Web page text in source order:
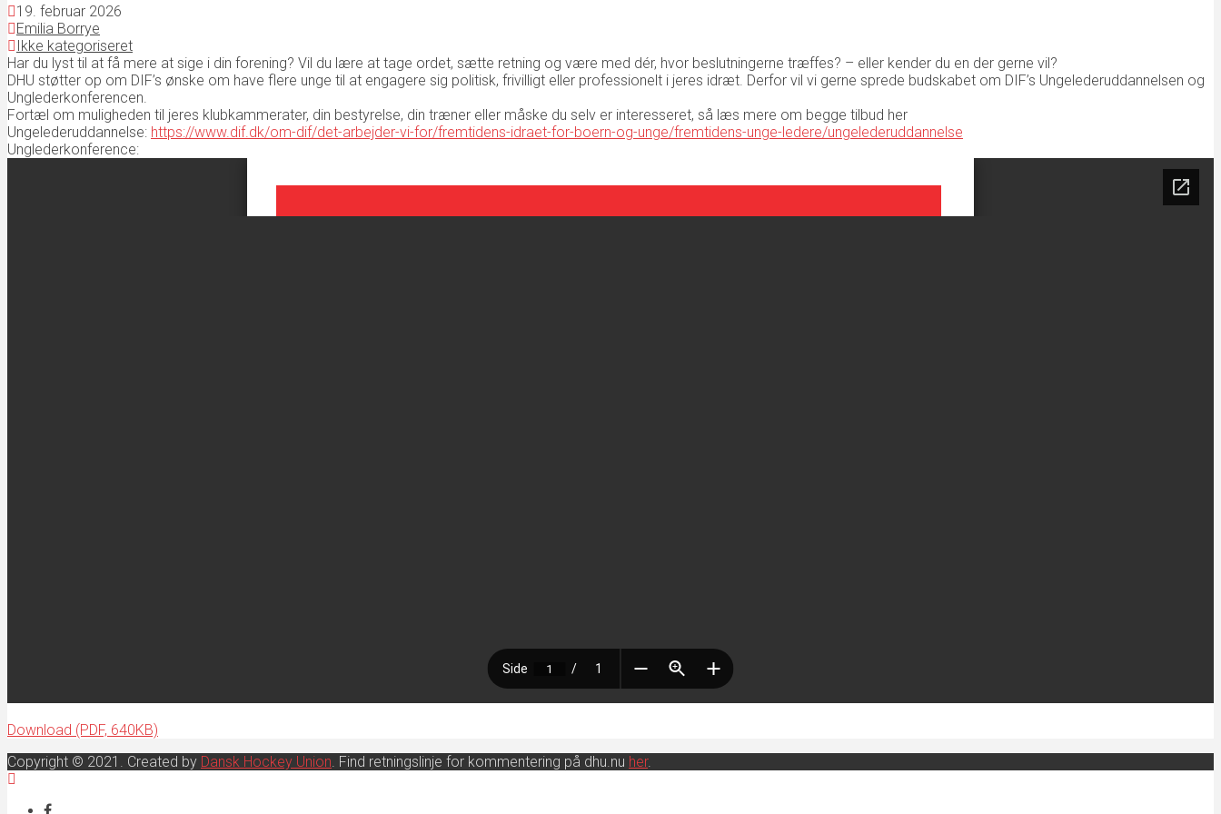
19. februar 2026
Emilia Borrye
Ikke kategoriseret
Har du lyst til at få mere at sige i din forening? Vil du lære at tage ordet, sætte retning og være med dér, hvor beslutningerne træffes? – eller kender du en der gerne vil?
DHU støtter op om DIF’s ønske om have flere unge til at engagere sig politisk, frivilligt eller professionelt i jeres idræt. Derfor vil vi gerne sprede budskabet om DIF’s Ungelederuddannelsen og
Unglederkonferencen.
Fortæl om muligheden til jeres klubkammerater, din bestyrelse, din træner eller måske du selv er interesseret, så læs mere om begge tilbud her
Ungelederuddannelse: https://www.dif.dk/om-dif/det-arbejder-vi-for/fremtidens-idraet-for-boern-og-unge/fremtidens-unge-ledere/ungelederuddannelse
Unglederkonference:
Download (PDF, 640KB)
Copyright © 2021. Created by Dansk Hockey Union. Find retningslinje for kommentering på dhu.nu her.